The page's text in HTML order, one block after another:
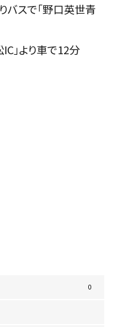
バスで「野口英世青
」より車で12分
0